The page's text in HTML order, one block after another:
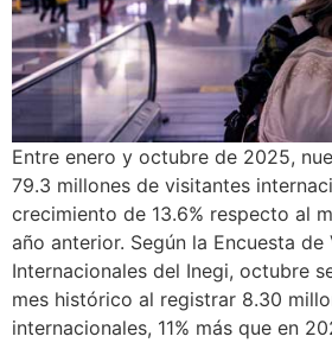
Entre enero y octubre de 2025,
79.3 millones de visitantes
crecimiento de 13.6% respecto al
año anterior. Según la Encuesta de
Internacionales del Inegi, octubre
mes histórico al registrar 8.30
internacionales, 11% más que en